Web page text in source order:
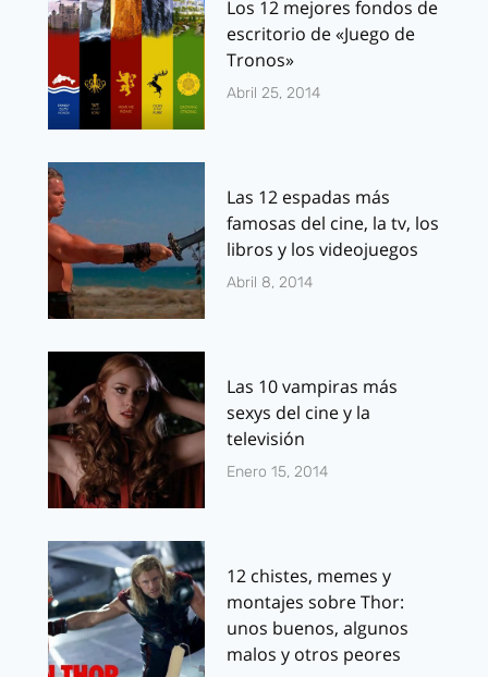
Los 12 mejores fondos de
escritorio de «Juego de
Tronos»
Abril 25, 2014
Las 12 espadas más
famosas del cine, la tv, los
libros y los videojuegos
Abril 8, 2014
Las 10 vampiras más
sexys del cine y la
televisión
Enero 15, 2014
12 chistes, memes y
montajes sobre Thor:
unos buenos, algunos
malos y otros peores